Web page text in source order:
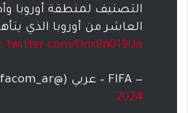
التصنيف لمنطقة أوروبا
العاشر من أوروبا الذي
OnxBn019Ua
— FIFA – عربي (@fifacom_ar)
2024